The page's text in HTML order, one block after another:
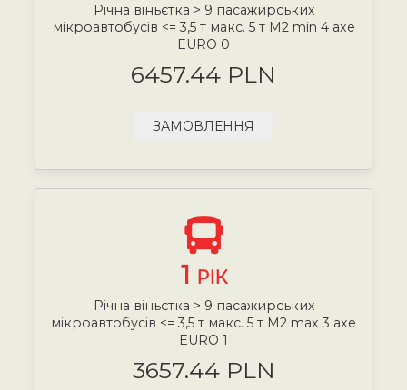
Річна віньєтка > 9 пасажирських
мікроавтобусів <= 3,5 т макс. 5 т М2 min 4 axe
EURO 0
6457.44 PLN
ЗАМОВЛЕННЯ
1 РІК
Річна віньєтка > 9 пасажирських
мікроавтобусів <= 3,5 т макс. 5 т М2 max 3 axe
EURO 1
3657.44 PLN